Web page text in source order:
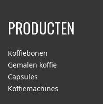
PRODUCTEN
Koffiebonen
Gemalen koffie
Capsules
Koffiemachines